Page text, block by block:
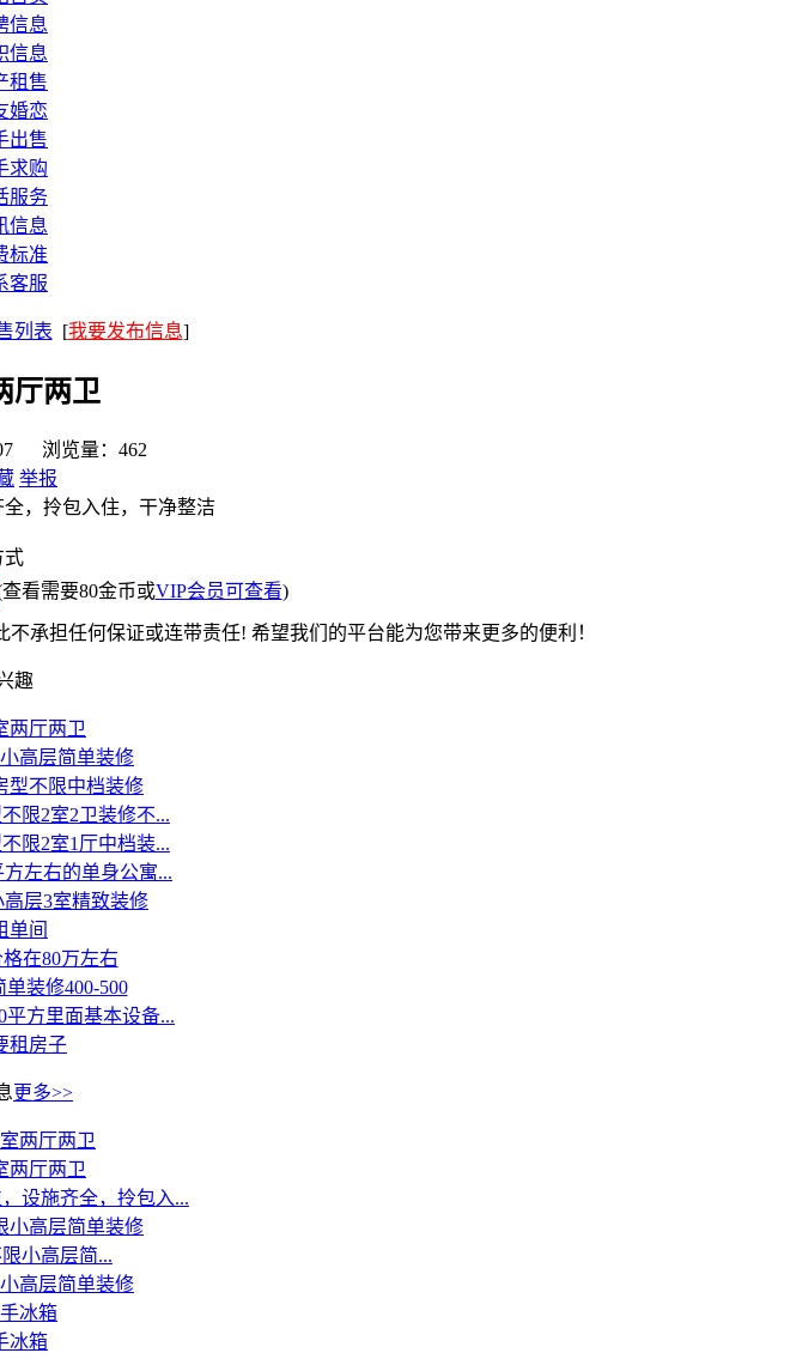
信息
信息
租售
婚恋
出售
求购
服务
信息
标准
客服
列表 [我要发布信息]
厅两卫
07 浏览量：462
举报
，拎包入住，干净整洁
式
看需要80金币或VIP会员可查看)
承担任何保证或连带责任! 希望我们的平台能为您带来更多的便利！
趣
两厅两卫
高层简单装修
型不限中档装修
限2室2卫装修不...
限2室1厅中档装...
左右的单身公寓...
层3室精致装修
单间
在80万左右
装修400-500
平方里面基本设备...
租房子
更多>>
两厅两卫
设施齐全，拎包入...
小高层简...
高层简单装修
冰箱